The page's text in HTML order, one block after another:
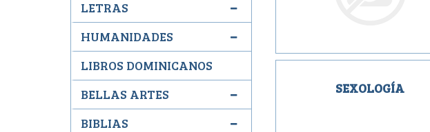
SEXOLOGÍA
LETRAS
HUMANIDADES
LIBROS DOMINICANOS
BELLAS ARTES
BIBLIAS